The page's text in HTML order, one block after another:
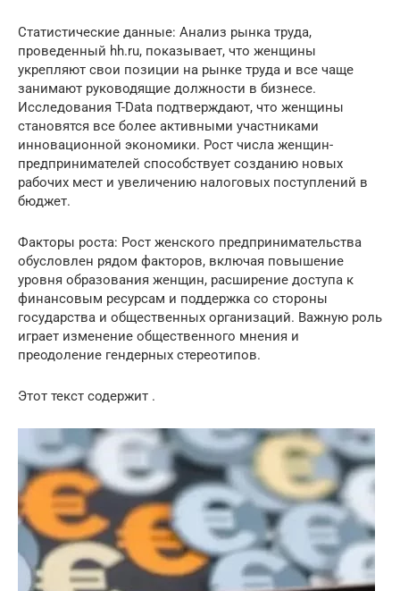
Статистические данные: Анализ рынка труда,
проведенный hh.ru, показывает, что женщины
укрепляют свои позиции на рынке труда и все чаще
занимают руководящие должности в бизнесе.
Исследования T-Data подтверждают, что женщины
становятся все более активными участниками
инновационной экономики. Рост числа женщин-
предпринимателей способствует созданию новых
рабочих мест и увеличению налоговых поступлений в
бюджет.
Факторы роста: Рост женского предпринимательства
обусловлен рядом факторов, включая повышение
уровня образования женщин, расширение доступа к
финансовым ресурсам и поддержка со стороны
государства и общественных организаций. Важную роль
играет изменение общественного мнения и
преодоление гендерных стереотипов.
Этот текст содержит .